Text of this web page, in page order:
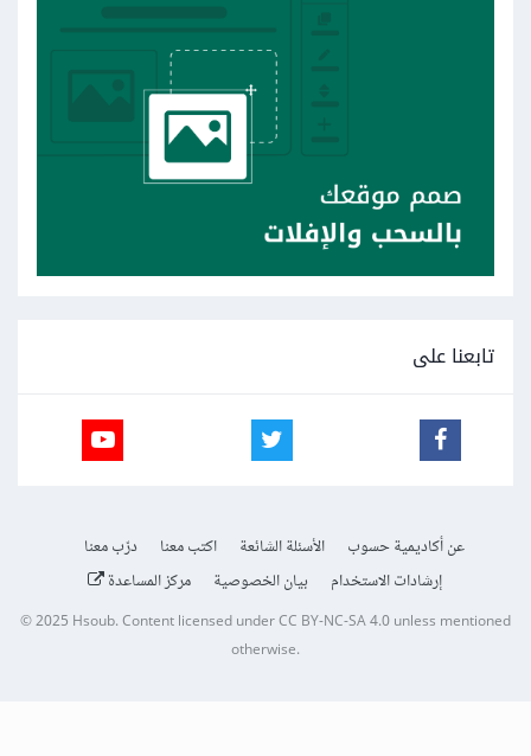
تابعنا على
عن أكاديمية حسوب الأسئلة الشائعة اكتب معنا
درّب معنا
إرشادات الاستخدام
بيان الخصوصية مركز المساعدة
© 2025 Hsoub.Content licensed underCC BY-NC-SA 4.0unless mentioned
otherwise.